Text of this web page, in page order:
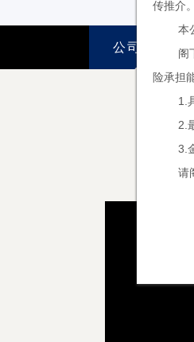
传推介
本
阁
险承担
1.
2.
3.
请
公司简介